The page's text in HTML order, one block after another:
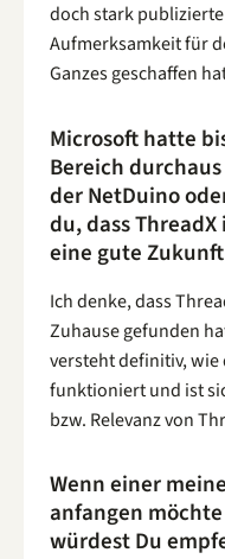
doch stark
Aufmerksamkeit für
Ganzes geschaffen
Microsoft hatte
Bereich
der NetDuino
du, dass
eine gute
Ich denke, dass
Zuhause gefunden
versteht definitiv,
funktioniert und ist
bzw. Relevanz von
Wenn einer
anfangen
würdest Du